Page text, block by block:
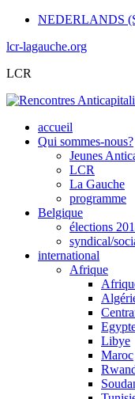
NEDERLANDS
lcr-lagauche.org
LCR
accueil
Qui sommes-nous?
Jeunes
LCR
La Gauche
programme
Belgique
élections
syndical/
international
Afrique
Libye
Maroc